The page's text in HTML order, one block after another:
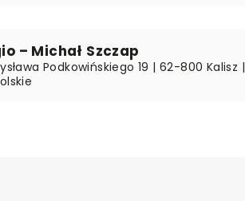
– Michał Szczap
Podkowińskiego 19 | 62-800 Kalisz |